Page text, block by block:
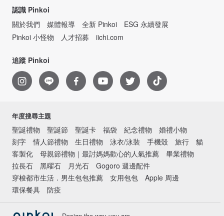
認識 Pinkoi
關於我們
媒體報導 全新 Pinkoi
ESG 永續發展
Pinkoi 小怪物
人才招募 iichi.com
追蹤 Pinkoi
年度搜尋主題
聖誕禮物 聖誕節 聖誕卡 福袋 紀念禮物
婚禮小物
刻字
情人節禮物 生日禮物 泳衣/泳裝 手機殼 旅行
貓
客製化
母親節禮物｜最討媽媽歡心的人氣推薦
畢業禮物
拉長石
黑曜石 月光石
Gogoro 週邊配件
穿梭都市生活．男生包包推薦
女用包包
Apple 周邊
環保餐具
防疫